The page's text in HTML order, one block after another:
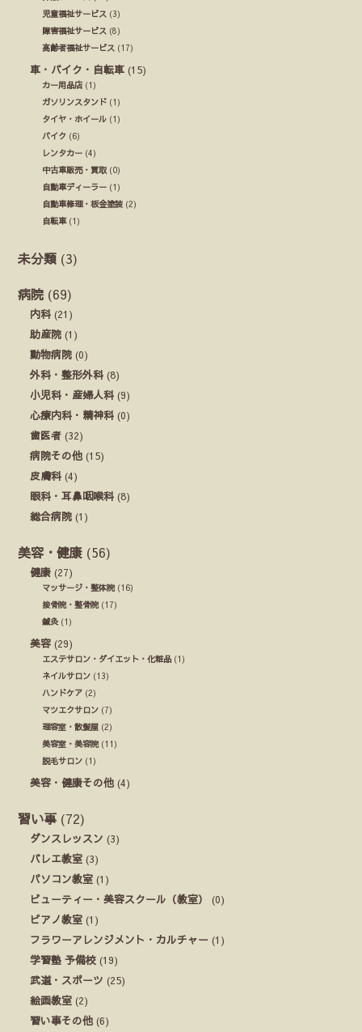
児童福祉サービス (3)
障害福祉サービス (8)
高齢者福祉サービス (17)
車・バイク・自転車 (15)
カー用品店 (1)
ガソリンスタンド (1)
タイヤ・ホイール (1)
バイク (6)
レンタカー (4)
中古車販売・買取 (0)
自動車ディーラー (1)
自動車修理・板金塗装 (2)
自転車(1)
未分類 (3)
病院 (69)
内科 (21)
助産院 (1)
動物病院 (0)
外科・整形外科 (8)
小児科・産婦人科 (9)
心療内科・精神科 (0)
歯医者 (32)
病院その他 (15)
皮膚科 (4)
眼科・耳鼻咽喉科 (8)
総合病院 (1)
美容・健康 (56)
健康 (27)
マッサージ・整体院(16)
接骨院・整骨院(17)
鍼灸(1)
美容 (29)
エステサロン・ダイエット・化粧品 (1)
ネイルサロン (13)
ハンドケア (2)
マツエクサロン (7)
理容室・散髪屋 (2)
美容室・美容院(11)
脱毛サロン (1)
美容・健康その他 (4)
習い事 (72)
ダンスレッスン (3)
バレエ教室 (3)
パソコン教室 (1)
ビューティー・美容スクール（教室）
(0)
ピアノ教室 (1)
フラワーアレンジメント・カルチャー (1)
学習塾 予備校 (19)
武道・スポーツ (25)
絵画教室 (2)
習い事その他 (6)